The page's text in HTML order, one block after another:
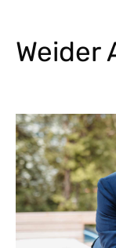
Weider